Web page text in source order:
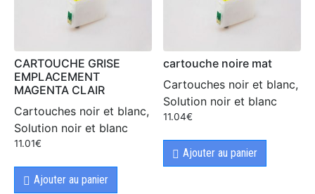
CARTOUCHE GRISE
EMPLACEMENT
MAGENTA CLAIR
Cartouches noir et blanc,
Solution noir et blanc
11.01€
Ajouter au panier
cartouche noire mat
Cartouches noir et blanc,
Solution noir et blanc
11.04€
Ajouter au panier